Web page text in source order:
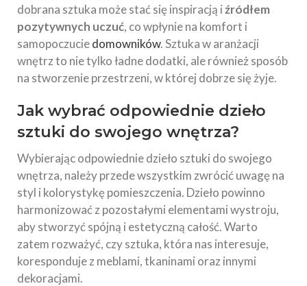
dobrana sztuka może stać się inspiracją iźródłem
pozytywnych uczuć, co wpłynie na komfort i
samopoczuciedomowników. Sztuka w aranżacji
wnętrz to nie tylko ładne dodatki, ale również sposób
na stworzenie przestrzeni, w której dobrze się żyje.
Jak wybrać odpowiednie dzieło
sztuki do swojego wnętrza?
Wybierając odpowiednie dzieło sztuki do swojego
wnętrza, należy przede wszystkim zwrócić uwagę na
styl i kolorystykę pomieszczenia. Dzieło powinno
harmonizować z pozostałymi elementami wystroju,
aby stworzyć spójną i estetyczną całość. Warto
zatem rozważyć, czy sztuka, która nas interesuje,
koresponduje z meblami, tkaninami oraz innymi
dekoracjami.